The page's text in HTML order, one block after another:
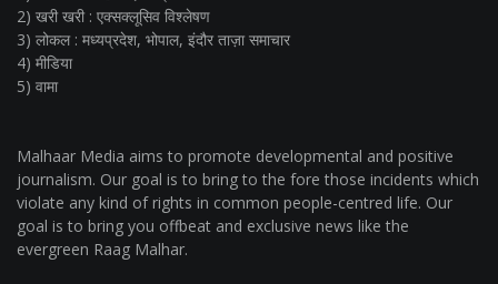
2) खरी खरी : एक्सक्लूसिव विश्लेषण
3) लोकल : मध्यप्रदेश, भोपाल, इंदौर ताज़ा समाचार
4) मीडिया
5) वामा
Malhaar Media aims to promote developmental and positive
journalism. Our goal is to bring to the fore those incidents which
violate any kind of rights in common people-centred life. Our
goal is to bring you offbeat and exclusive news like the
evergreen Raag Malhar.